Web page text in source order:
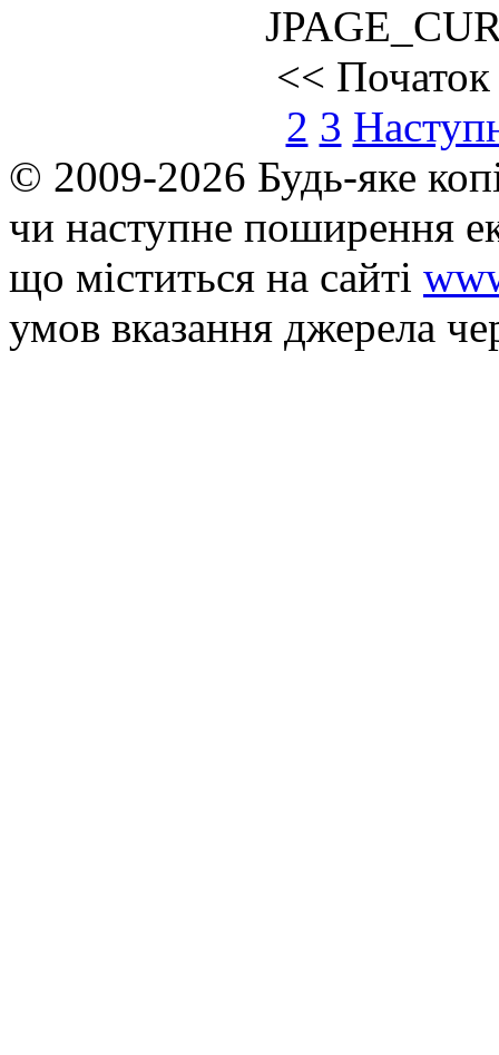
<< Початок
2 3
© 2009-2026 Будь-яке
чи наступне поширення
що мiститься на сайті
умов вказання джерела